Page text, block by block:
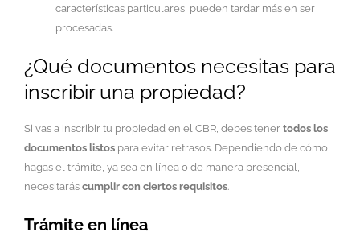
características particulares, pueden tardar más en ser
procesadas.
¿Qué documentos necesitas para
inscribir una propiedad?
Si vas a inscribir tu propiedad en el CBR, debes tener todos los
documentos listos para evitar retrasos. Dependiendo de cómo
hagas el trámite, ya sea en línea o de manera presencial,
necesitarás cumplir con ciertos requisitos
Trámite en línea